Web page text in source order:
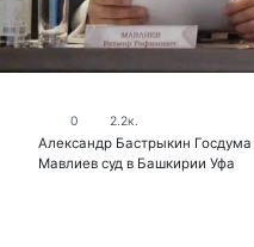
0 2.2к.
Александр Бастрыкин Госдума
Мавлиев суд в Башкирии Уфа